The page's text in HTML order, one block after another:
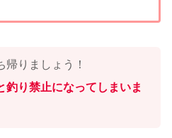
帰りましょう！
釣り禁止になってしまいま